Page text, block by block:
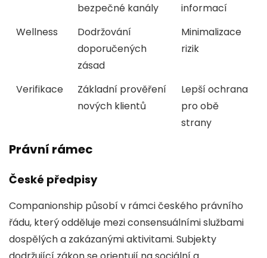
bezpečné kanály
informací
Wellness
Dodržování
doporučených
zásad
Minimalizace
rizik
Verifikace
Základní prověření
nových klientů
Lepší ochrana
pro obě
strany
Právní rámec
České předpisy
Companionship působí v rámci českého právního
řádu, který odděluje mezi consensuálními službami
dospělých a zakázanými aktivitami. Subjekty